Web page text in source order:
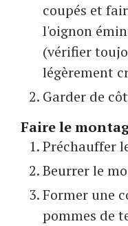
coupés et
l'oignon
(vérifier
légèrement
Garder de
Faire le
Préchauffer
Beurrer le
Former une
pommes de